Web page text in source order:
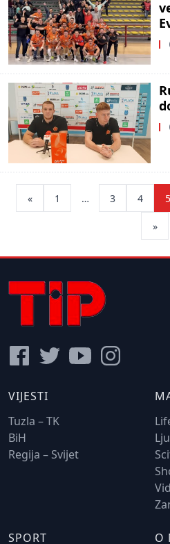
pagination
« 1 … 3 4 5
»
VIJESTI
Tuzla – TK
BiH
Regija – Svijet
SPORT O